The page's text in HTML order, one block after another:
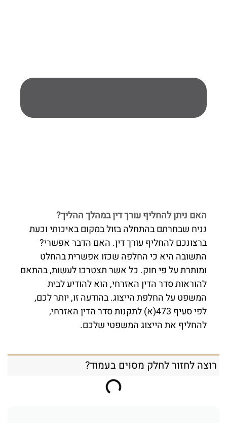
האם ניתן להחליף עורך דין במהלך ההליך?
נניח שבחרתם בהתחלה בזול במקום באיכותי וכעת
ברצונכם להחליף עורך דין. האם הדבר אפשרי?
התשובה היא כי החלפה שכזו אפשרית בהחלט
ומותרת על פי חוק. כל אשר תצטרכו לעשות, בהתאם
להוראות סדר הדין האזרחי, הוא להודיע לבית
המשפט על החלפת הייצוג. בהודעה זו, יותר לכם,
לפי סעיף 473(א) לתקנות סדר הדין האזרחי,
להחליף את הייצוג המשפטי שלכם.
רוצה לחזור לחלק מסוים בעמוד?